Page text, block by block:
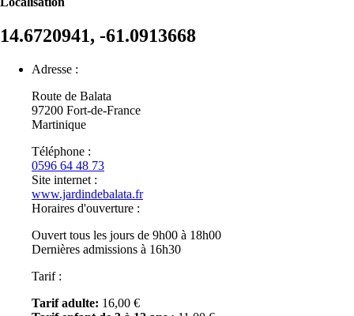
14.6720941, -61.0913668
Adresse :
Route de Balata
97200 Fort-de-France
Martinique
Téléphone :
0596 64 48 73
Site internet :
www.jardindebalata.fr
Horaires d'ouverture :
Ouvert tous les jours de 9h00 à 18h00
Dernières admissions à 16h30
Tarif :
Tarif adulte: 16,00 €